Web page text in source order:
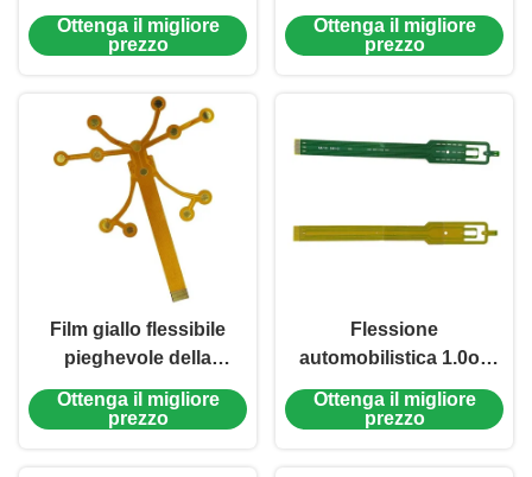
PWB 2 strati del PWB
della flessione nessun
Ottenga il migliore
prezzo
Silkscreen
dell'Assemblea piegata
Ottenga il migliore
prezzo
Film giallo flessibile
pieghevole della
copertura di elettronica
0.2mm del bordo del
Ottenga il migliore
prezzo
Flessione
automobilistica 1.0oz
0.2mm del bordo del
PWB di doppio strato
Ottenga il migliore
prezzo